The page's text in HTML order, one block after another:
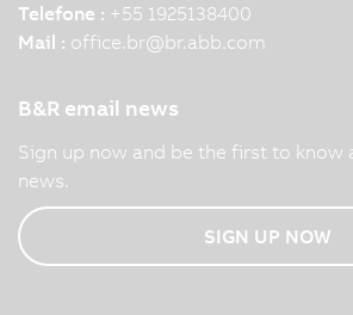
Telefone : +55 1925138400
Mail : office.br@br.abb.com
B&R email news
Sign up now and be the first to know
news.
SIGN UP NOW